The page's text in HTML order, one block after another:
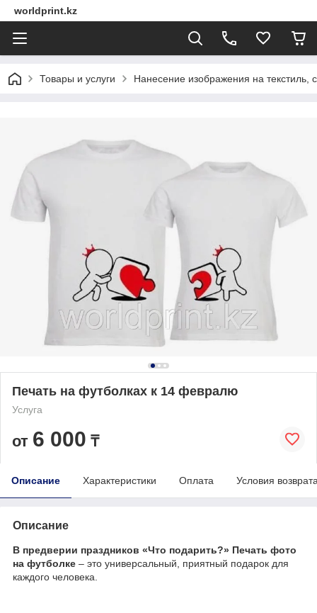
worldprint.kz
Товары и услуги Нанесение изображения на текстиль,
Печать на футболках к 14 февралю
Услуга
от 6 000 ₸
Описание Характеристики Оплата Условия
Описание
В предверии праздников «Что подарить?» Печать фото
на футболке – это универсальный, приятный подарок для
каждого человека.